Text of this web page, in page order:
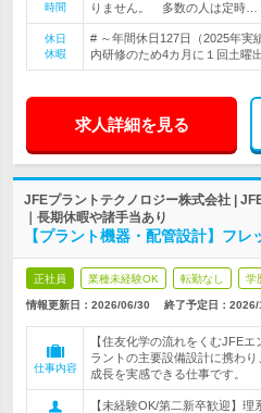
時間
りません。 多数の人は定時…
休日
休暇
# ～年間休日127日（2025年
内研修のため4カ月に１回土曜
求人詳細を見る
JFEプラントテクノロジー株式会社 |
｜長期休暇や諸手当あり
【プラント機器・配管設計】フ
正社員 業種未経験OK 転勤なし 学
情報更新日：2026/06/30 終了予定日： 2026/
仕事内容
【住友化学の流れをくむJFE
ラントの主要設備設計に携わり
成長を実感できる仕事です。
【未経験OK/第二新卒歓迎】理